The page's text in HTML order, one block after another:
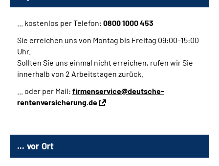
... kostenlos per Telefon: 0800 1000 453
Sie erreichen uns von Montag bis Freitag 09:00–15:00
Uhr.
Sollten Sie uns einmal nicht erreichen, rufen wir Sie
innerhalb von 2 Arbeitstagen zurück.
... oder per Mail: firmenservice@deutsche-
rentenversicherung.de
... vor Ort